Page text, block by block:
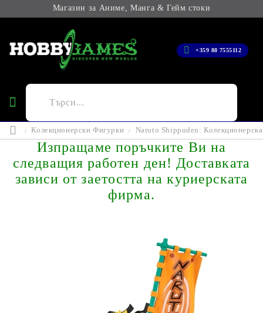
Магазин за Аниме, Манга & Гейм стоки
+359 88 7555112
Колекционерски Фигурки Naruto Shippuden:
Изпращаме поръчките Ви на
следващия работен ден! Доставката
зависи от заетостта на куриерската
фирма.